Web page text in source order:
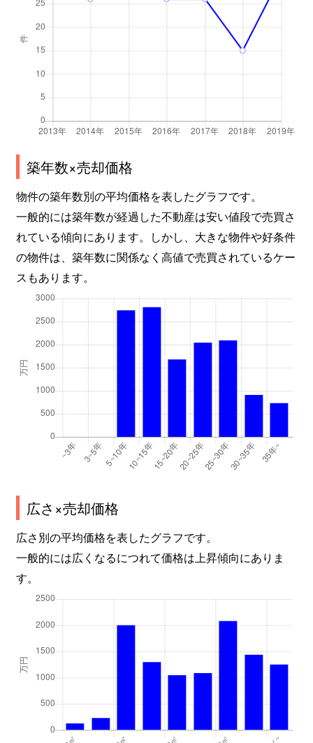
築年数×売却価格
物件の築年数別の平均価格を表したグラフです。
一般的には築年数が経過した不動産は安い値段で売買さ
れている傾向にあります。しかし、大きな物件や好条件
の物件は、築年数に関係なく高値で売買されているケー
スもあります。
広さ×売却価格
広さ別の平均価格を表したグラフです。
一般的には広くなるにつれて価格は上昇傾向にありま
す。